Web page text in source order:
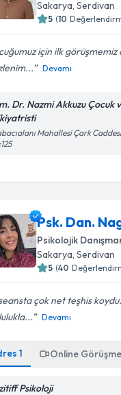
Sakarya, Serdivan
5 (10
için ilk
Devamı
Dr. Nazmi Akkuzu Çocuk
Mahallesi Çark
Psk. Dan.
Psikolojik
Sakarya , Serdivan
5 (40
çok net teşhis
Devamı
1 Online Görüşme
Psikoloji